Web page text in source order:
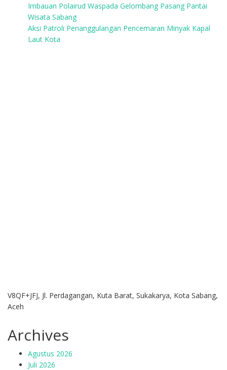
Imbauan Polairud Waspada Gelombang Pasang Pantai
Wisata Sabang
Aksi Patroli Penanggulangan Pencemaran Minyak Kapal
Laut Kota
V8QF+JFJ, Jl. Perdagangan, Kuta Barat, Sukakarya, Kota Sabang,
Aceh
Archives
Agustus 2026
Juli 2026